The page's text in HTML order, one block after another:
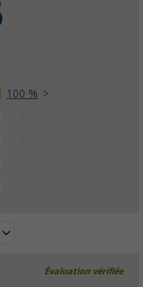
100 %
Évaluation vérifiée